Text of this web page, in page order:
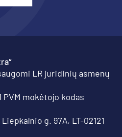
LR juridinių asmenų
PVM mokėtojo kodas
g. 97A, LT-02121